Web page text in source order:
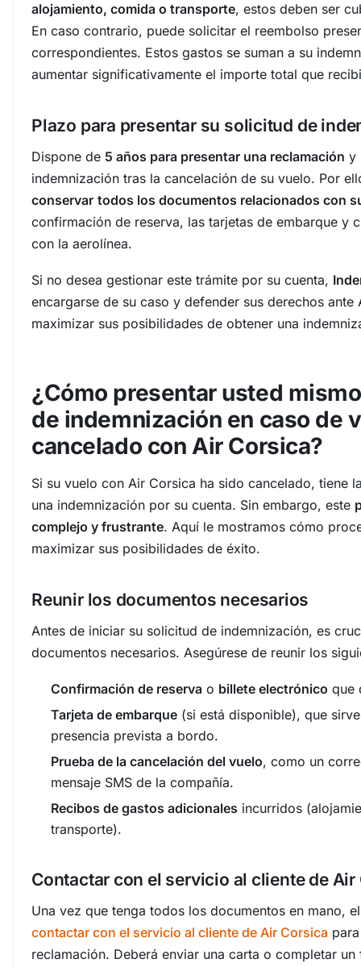
alojamiento, comida o transporte, estos deben ser
En caso contrario, puede solicitar el reembolso
correspondientes. Estos gastos se suman a su
aumentar significativamente el importe total que
Plazo para presentar su solicitud de
Dispone de 5 años para presentar una reclamación y
indemnización tras la cancelación de su vuelo. Por
conservar todos los documentos relacionados con
confirmación de reserva, las tarjetas de embarque y
con la aerolínea.
Si no desea gestionar este trámite por su cuenta,
encargarse de su caso y defender sus derechos ante
maximizar sus posibilidades de obtener una
¿Cómo presentar usted
de indemnización en caso de
cancelado con Air Corsica?
Si su vuelo con Air Corsica ha sido cancelado, tiene
una indemnización por su cuenta. Sin embargo, este
complejo y frustrante. Aquí le mostramos cómo
maximizar sus posibilidades de éxito.
Reunir los documentos necesarios
Antes de iniciar su solicitud de indemnización, es
documentos necesarios. Asegúrese de reunir los
Confirmación de reserva o billete electrónico que
Tarjeta de embarque (si está disponible), que
presencia prevista a bordo.
Prueba de la cancelación del vuelo, como un
mensaje SMS de la compañía.
Recibos de gastos adicionales incurridos
transporte).
Contactar con el servicio al cliente de Air
Una vez que tenga todos los documentos en mano,
contactar con el servicio al cliente de Air Corsica
reclamación. Deberá enviar una carta o completar